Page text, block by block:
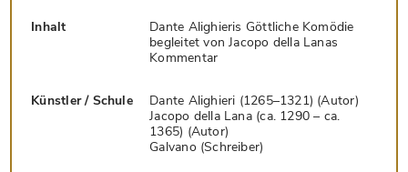
Inhalt
Dante Alighieris Göttliche Komödie
begleitet von Jacopo della Lanas
Kommentar
Künstler / Schule
Dante Alighieri (1265–1321) (Autor)
Jacopo della Lana (ca. 1290 – ca.
1365) (Autor)
Galvano (Schreiber)